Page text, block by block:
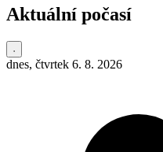
Aktuální počasí
dnes, čtvrtek 6. 8. 2026